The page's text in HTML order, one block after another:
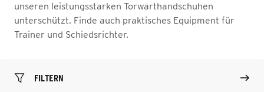
unseren leistungsstarken Torwarthandschuhen
unterschützt. Finde auch praktisches Equipment für
Trainer und Schiedsrichter.
FILTERN